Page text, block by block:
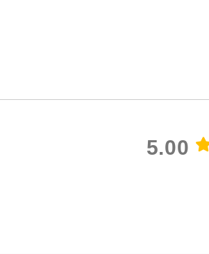
5.00